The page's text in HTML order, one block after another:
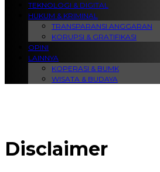
TEKNOLOGI & DIGITAL
HUKUM & KRIMINAL
TRANSPARANSI ANGGARAN
KORUPSI & GRATIFIKASI
OPINI
LAINNYA
KOPERASI & BUMK
WISATA & BUDAYA
Disclaimer